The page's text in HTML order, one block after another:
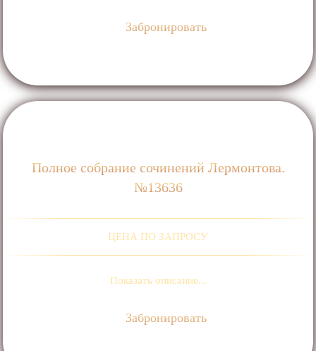
Забронировать
Полное собрание сочинений Лермонтова.
№13636
ЦЕНА ПО ЗАПРОСУ
Показать описание...
Забронировать